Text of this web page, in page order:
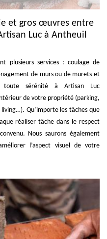
et gros œuvres entre
Luc à Antheuil
plusieurs services : coulage de
de murs ou de murets et
toute sérénité à Artisan Luc
de votre propriété (parking,
Qu’importe les tâches que
réaliser tâche dans le respect
Nous saurons également
l’aspect visuel de votre